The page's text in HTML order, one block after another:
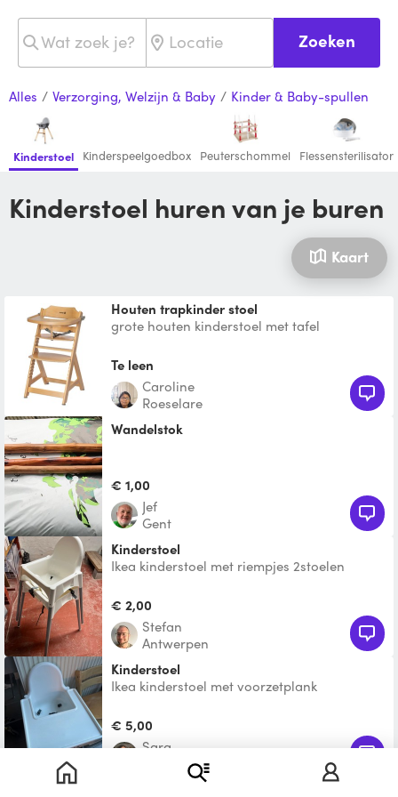
Zoeken
Alles / Verzorging, Welzijn & Baby / Kinder & Baby-spullen
Kinderstoel Kinderspeelgoedbox Peuterschommel Flessensterilisator
Kinderstoel huren van je buren
Kaart
houten trapkinder stoel
grote houten kinderstoel met tafel
onder de meeste tafel al
Te leen
Caroline
Roeselare
Wandelstok
€ 1,00
Jef
Gent
Kinderstoel
Ikea kinderstoel met riempjes 2stoelen
€ 2,00
Stefan
Antwerpen
Kinderstoel
Ikea kinderstoel met voorzetplank
€ 5,00
Sara
Meegroeistoel Tiamo